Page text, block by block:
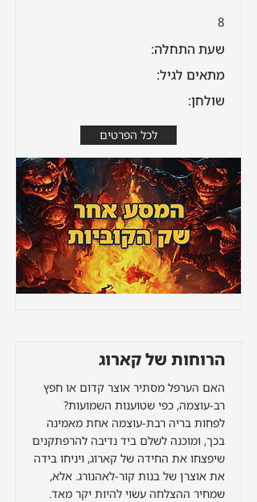
8
שעת התחלה:
מתאים לגיל:
שולחן:
לכל הפרטים
הרוחות של קארוג
האם הערפל מסתיר אוצר קדום או חפץ
רב-עוצמה, כפי שטוענות השמועות?
לפחות בריה רבת-עוצמה אחת מאמינה
בכך, ומוכנה לשלם ביד נדיבה להרפתקנים
שיפצחו את החידה של קארוג, ויניחו בידה
את אוצרן של בנות קור-לאהנורג. אלא,
שמחיר ההצלחה עשוי להיות יקר מאד.